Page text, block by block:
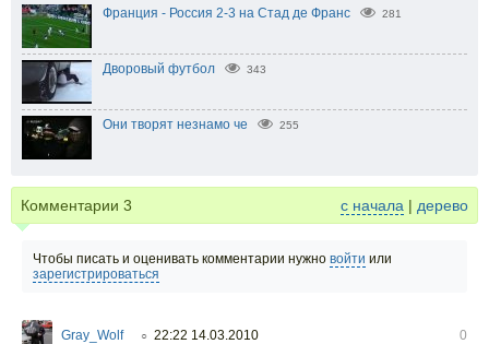
Франция - Россия 2-3 на Стад де Франс 281
Дворовый футбол 343
Они творят незнамо че 255
Комментарии 3 с начала | дерево
Чтобы писать и оценивать комментарии нужно войти или
зарегистрироваться
Gray_Wolf ○ 22:22 14.03.2010
0